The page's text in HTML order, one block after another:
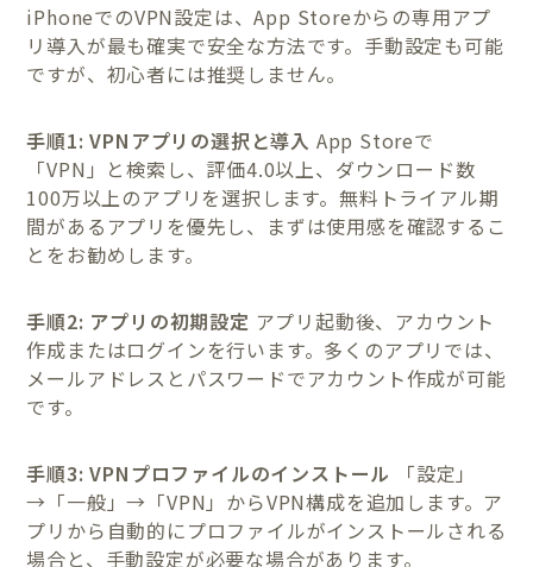
iPhoneでのVPN設定は、App Storeからの専用アプ
リ導入が最も確実で安全な方法です。手動設定も可能
ですが、初心者には推奨しません。
手順1: VPNアプリの選択と導入 App Storeで
「VPN」と検索し、評価4.0以上、ダウンロード数
100万以上のアプリを選択します。無料トライアル期
間があるアプリを優先し、まずは使用感を確認するこ
とをお勧めします。
手順2: アプリの初期設定 アプリ起動後、アカウント
作成またはログインを行います。多くのアプリでは、
メールアドレスとパスワードでアカウント作成が可能
です。
手順3: VPNプロファイルのインストール 「設定」
→「一般」→「VPN」からVPN構成を追加します。ア
プリから自動的にプロファイルがインストールされる
場合と、手動設定が必要な場合があります。